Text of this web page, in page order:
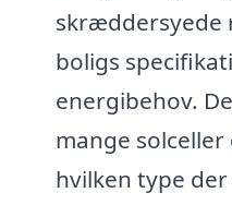
skræddersyede
boligs
energibehov.
mange
hvilken type